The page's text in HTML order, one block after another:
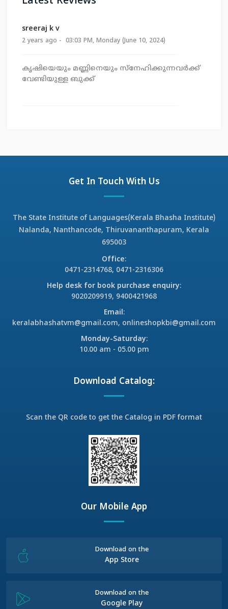
sreeraj k v
2 years ago - 03:03 PM, Monday (June 10, 2024)
കൃഷിയെയും മണ്ണിനെയും സ്നേഹിക്കുന്നവർക്ക്
വേണ്ടിയുള്ള ബുക്ക്
Get In Touch With Us
The State Institute of Languages(Kerala Bhasha Institute)
Nalanda, Nanthancode, Thiruvananthapuram, Kerala
695003
Office:
0471-2314768, 0471-2316306
Help desk for book purchase enquiry:
9020209919, 9400421968
Email:
keralabhashatvm@gmail.com, onlineshopkbi@gmail.com
Monday-Saturday:
10.00 am - 05.00 pm
Download Catalog:
Scan the QR code to get the Catalog in PDF format
Our Mobile App
Download on the
App Store
Download on the
Google Play